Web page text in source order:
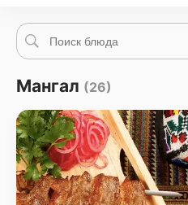
Мангал (26)